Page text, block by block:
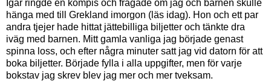
Igår ringde en kompis och frågade om jag och barnen skulle
hänga med till Grekland imorgon (läs idag). Hon och ett par
andra tjejer hade hittat jättebilliga biljetter och tänkte dra
iväg med barnen. Mitt gamla vanliga jag började genast
spinna loss, och efter några minuter satt jag vid datorn för att
boka biljetter. Började fylla i alla uppgifter, men för varje
bokstav jag skrev blev jag mer och mer tveksam.